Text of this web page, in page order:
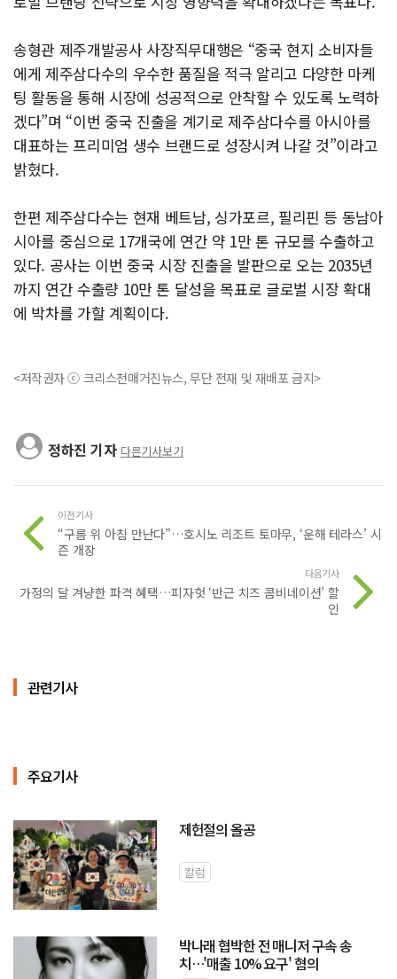
송형관 제주개발공사 사장직무대행은 “중국 현지 소비자들
에게 제주삼다수의 우수한 품질을 적극 알리고 다양한 마케
팅 활동을 통해 시장에 성공적으로 안착할 수 있도록 노력하
겠다”며 “이번 중국 진출을 계기로 제주삼다수를 아시아를
대표하는 프리미엄 생수 브랜드로 성장시켜 나갈 것”이라고
밝혔다.
한편 제주삼다수는 현재 베트남, 싱가포르, 필리핀 등 동남아
시아를 중심으로 17개국에 연간 약 1만 톤 규모를 수출하고
있다. 공사는 이번 중국 시장 진출을 발판으로 오는 2035년
까지 연간 수출량 10만 톤 달성을 목표로 글로벌 시장 확대
에 박차를 가할 계획이다.
<저작권자 ⓒ 크리스천매거진뉴스, 무단 전재 및 재배포 금지>
정하진 기자 다른기사보기
이전기사
“구름 위 아침 만난다”…호시노 리조트 토마무, ‘운해 테라스’ 시
즌 개장
다음기사
가정의 달 겨냥한 파격 혜택…피자헛 ‘반근 치즈 콤비네이션’ 할
인
관련기사
주요기사
제헌절의 올공
칼럼
박나래 협박한 전 매니저 구속 송
치…'매출 10% 요구' 혐의